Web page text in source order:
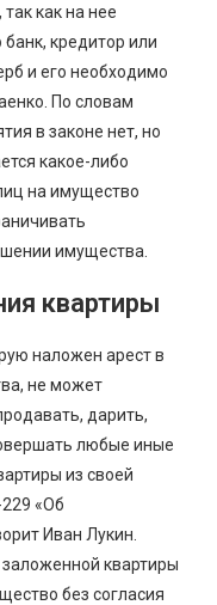
как на нее
кредитор или
и его необходимо
По словам
в законе нет, но
какое-либо
на имущество
имущества.
квартиры
наложен арест в
не может
дарить,
любые иные
из своей
«Об
Иван Лукин.
заложенной квартиры
без согласия